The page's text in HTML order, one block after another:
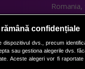
I Like IT
confidențiale
dvs., precum
sau gestiona alegerile dvs.
Aceste alegeri vor fi raportate